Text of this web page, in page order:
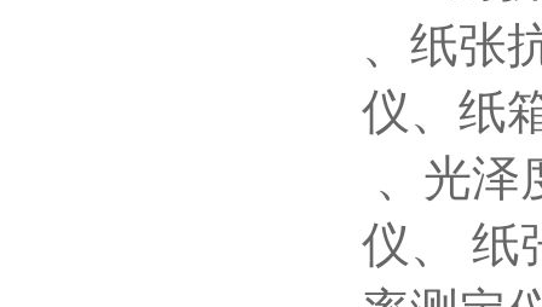
、纸张
仪、纸
、光泽
仪、
纸